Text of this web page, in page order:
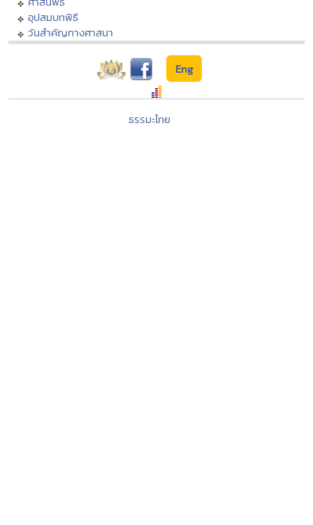
อุปสมบทพิธี
วันสำคัญทางศาสนา
Eng
ธรรมะไทย